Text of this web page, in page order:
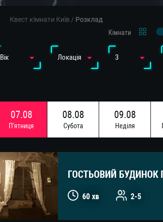
Квест кімнати Київ / Розклад
Вiк Локація 3
Кімнати
07.08
П'ятниця
08.08
Субота
09.08
Недiля
14.08
П'ятниця
15.08 16.08
ГОСТЬОВИЙ БУДИНОК
60 хв 2-5